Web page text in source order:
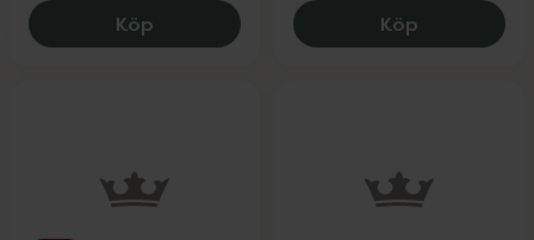
Köp Nicotinell Mint 1 mg/spray, 259 kr.
Köp Nicotinell